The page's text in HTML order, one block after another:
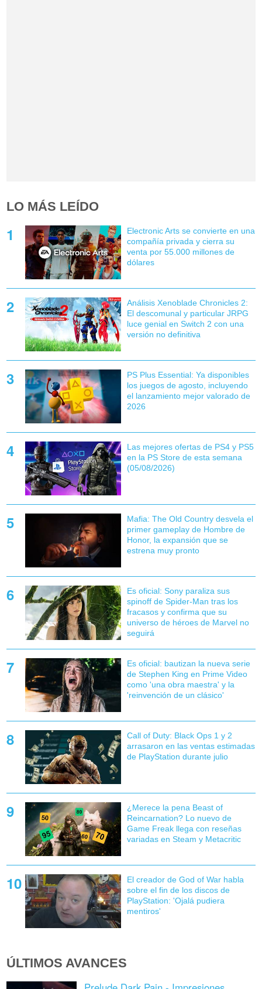
LO MÁS LEÍDO
Electronic Arts se convierte en una
compañía privada y cierra su
venta por 55.000 millones de
dólares
Análisis Xenoblade Chronicles 2:
El descomunal y particular JRPG
luce genial en Switch 2 con una
versión no definitiva
PS Plus Essential: Ya disponibles
los juegos de agosto, incluyendo
el lanzamiento mejor valorado de
2026
Las mejores ofertas de PS4 y PS5
en la PS Store de esta semana
(05/08/2026)
Mafia: The Old Country desvela el
primer gameplay de Hombre de
Honor, la expansión que se
estrena muy pronto
Es oficial: Sony paraliza sus
spinoff de Spider-Man tras los
fracasos y confirma que su
universo de héroes de Marvel no
seguirá
Es oficial: bautizan la nueva serie
de Stephen King en Prime Video
como 'una obra maestra' y la
'reinvención de un clásico'
Call of Duty: Black Ops 1 y 2
arrasaron en las ventas estimadas
de PlayStation durante julio
¿Merece la pena Beast of
Reincarnation? Lo nuevo de
Game Freak llega con reseñas
variadas en Steam y Metacritic
El creador de God of War habla
sobre el fin de los discos de
PlayStation: 'Ojalá pudiera
mentiros'
ÚLTIMOS AVANCES